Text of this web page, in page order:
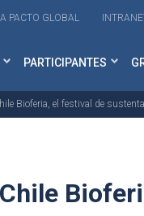
PACTO GLOBAL
PARTICIPANTES
Bioferia, el festival de